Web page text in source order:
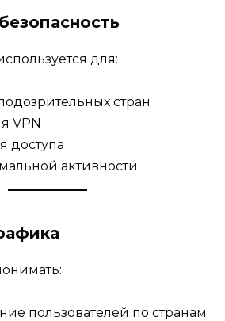
для:
стран
VPN
доступа
активности
пользователей по странам